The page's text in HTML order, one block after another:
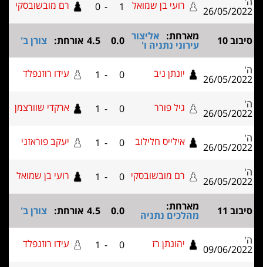
26/ רועי בן שמואל 1
-
0 רם מובשובסקי
מארחת:אליצור
עירוני נתניה ו' 0.0
4.5 אורחת:צורן ב'
26/ יונתן ניב 0 עידו רוזנפלד
26/ גיל פורר 0 ארקדי שוורצמן
26/ אילייס חלילוב 0
- יעקב פוראזני
26/ רם מובשובסקי 0
-
1 רועי בן שמואל
מארחת:
מהלכים נתניה 0.0
4.5 אורחת:צורן ב'
09/ יהונתן רז 0 עידו רוזנפלד